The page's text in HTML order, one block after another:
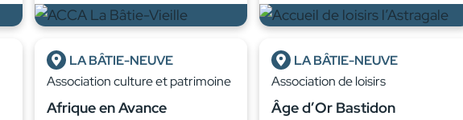
LA BÂTIE-NEUVE
Association culture et patrimoine
Afrique en Avance
LA BÂTIE-NEUVE
Association de loisirs
Âge d’Or Bastidon